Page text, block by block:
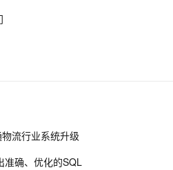
流行业系统升级
准确、优化的SQL